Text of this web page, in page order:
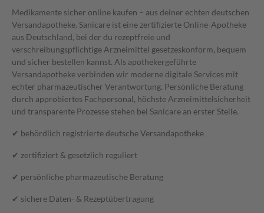
Medikamente sicher online kaufen – aus deiner echten deutschen
Versandapotheke. Sanicare ist eine zertifizierte Online-Apotheke
aus Deutschland, bei der du rezeptfreie und
verschreibungspflichtige Arzneimittel gesetzeskonform, bequem
und sicher bestellen kannst. Als apothekergeführte
Versandapotheke verbinden wir moderne digitale Services mit
echter pharmazeutischer Verantwortung. Persönliche Beratung
durch approbiertes Fachpersonal, höchste Arzneimittelsicherheit
und transparente Prozesse stehen bei Sanicare an erster Stelle.
✔ behördlich registrierte deutsche Versandapotheke
✔ zertifiziert & gesetzlich reguliert
✔ persönliche pharmazeutische Beratung
✔ sichere Daten- & Rezeptübertragung